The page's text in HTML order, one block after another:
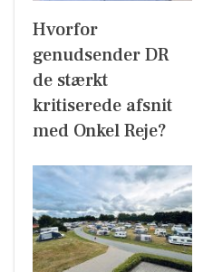
Hvorfor
genudsender DR
de stærkt
kritiserede afsnit
med Onkel Reje?